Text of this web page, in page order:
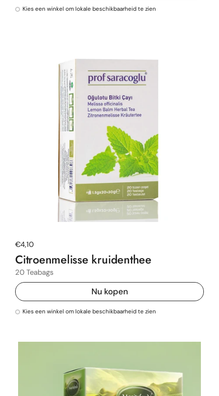
Kies een winkel om lokale beschikbaarheid te zien
Normale prijs
€4,10
Citroenmelisse kruidenthee
20 Teabags
Nu kopen
Kies een winkel om lokale beschikbaarheid te zien